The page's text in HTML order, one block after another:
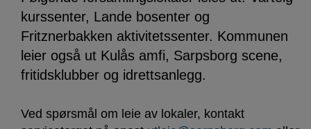
kurssenter, Lande bosenter og
Fritznerbakken aktivitetssenter. Kommunen
leier også ut Kulås amfi, Sarpsborg scene,
fritidsklubber og idrettsanlegg.
Ved spørsmål om leie av lokaler, kontakt